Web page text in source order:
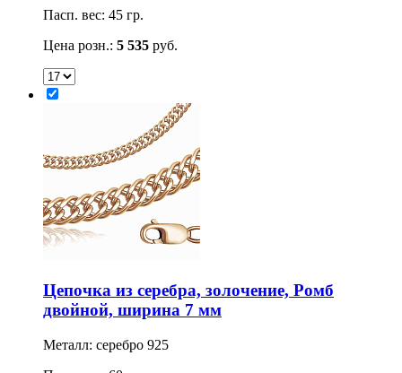
Пасп. вес: 45 гр.
Цена розн.: 5 535 руб.
Цепочка из серебра, золочение, Ромб
двойной, ширина 7 мм
Металл: серебро 925